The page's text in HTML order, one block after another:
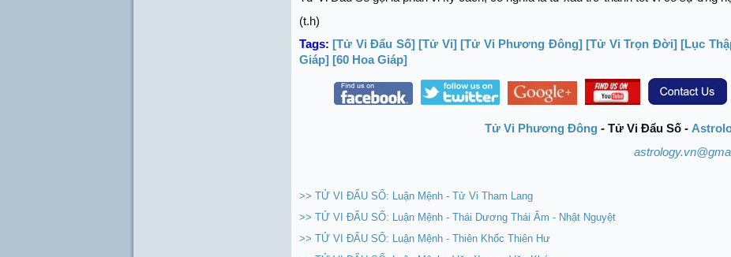
(t.h)
Tags:[Tử Vi Đẩu Số] [Tử Vi] [Tử Vi Phương Đông] [Tử Vi Trọn Đời] [Lục
Giáp] [60 Hoa Giáp]
Tử Vi Phương Đông - Tử Vi Đẩu Số -
>> TỬ VI ĐẨU SỐ: Luận Mệnh - Tử Vi Tham Lang
>> TỬ VI ĐẨU SỐ: Luận Mệnh - Thái Dương Thái Âm - Nhật Nguyệt
>> TỬ VI ĐẨU SỐ: Luận Mệnh - Thiên Khốc Thiên Hư